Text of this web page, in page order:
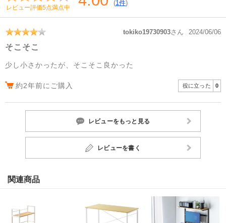
レビュー評価5点満点中
(1件)
tokiko19730903さん 2024/06/06
そこそこ
少し小さかったが、そこそこ良かった
約2年前にご購入 役に立った 0
レビューをもっと見る
レビューを書く
関連商品